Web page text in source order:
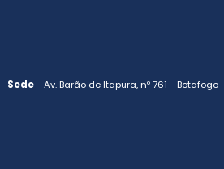
Sede- Av. Barão de Itapura, nº 761 -